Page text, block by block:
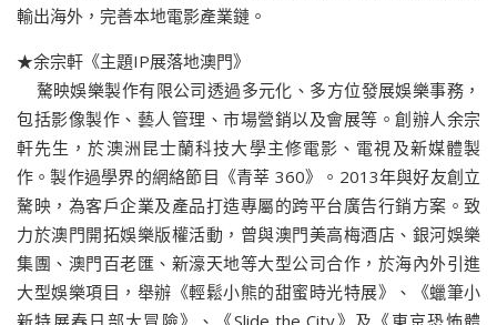
輸出海外，完善本地電影產業鏈。
★余宗軒《主題IP展落地澳門》
驁映娛樂製作有限公司透過多元化、多方位發展娛樂事務，
包括影像製作、藝人管理、市場營銷以及會展等。創辦人余宗
軒先生，於澳洲昆士蘭科技大學主修電影、電視及新媒體製
作。製作過學界的網絡節目《青莘 360》。2013年與好友創立
驁映，為客戶企業及產品打造專屬的跨平台廣告行銷方案。致
力於澳門開拓娛樂版權活動，曾與澳門美高梅酒店、銀河娛樂
集團、澳門百老匯、新濠天地等大型公司合作，於海內外引進
大型娛樂項目，舉辦《輕鬆小熊的甜蜜時光特展》、《蠟筆小